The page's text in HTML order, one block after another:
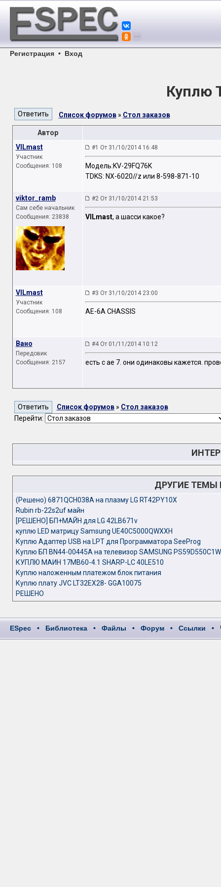
Регистрация • Вход
Куплю
Список форумов» Стол заказов
Автор
VILmast
Участник
Сообщения: 108
#1 От 31/10/2014 16:48
Модель:KV-29FQ76K
TDKS: NX-6020//z или 8-598-871-10
viktor_ramb
Сам себе начальник
Сообщения: 23838
#2 От 31/10/2014 21:53
VILmast, а шасси какое?
VILmast
Участник
Сообщения: 108
#3 От 31/10/2014 23:00
AE-6A CHASSIS
Вано
Передовик
Сообщения: 2157
#4 От 01/11/2014 10:12
есть с ае 7. они одинаковы кажется.
Список форумов» Стол заказов
Перейти:
ДРУГИЕ ТЕМЫ
(Решено) 6871QCH038A на плазму LG RT42PY10X
Rubin rb-22s2uf майн
[РЕШЕНО] БП+МАЙН для LG 42LB671v
куплю LED матрицу Samsung UE40C5000QWXXH
Куплю Адаптер USB на LPT для Программатора SeeProg
Куплю БП BN44-00445A на телевизор SAMSUNG PS59D550C1W
КУПЛЮ МАИН 17МВ60-4.1 SHARP-LC 40LE510
Куплю наложенным платежом блок питания
Куплю плату JVC LT32EX28- GGA10075
РЕШЕНО
ESpec • Библиотека • Файлы • Форум • Ссылки •